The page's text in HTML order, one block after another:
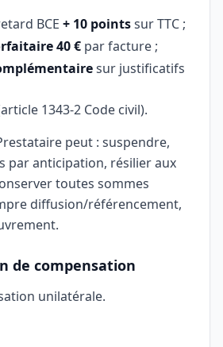
BCE + 10 pointssur TTC ;
40 € par facture ;
sur justificatifs
1343-2 Code civil).
peut : suspendre,
par anticipation, résilier aux
toutes sommes
diffusion/référencement,
de compensation
unilatérale.